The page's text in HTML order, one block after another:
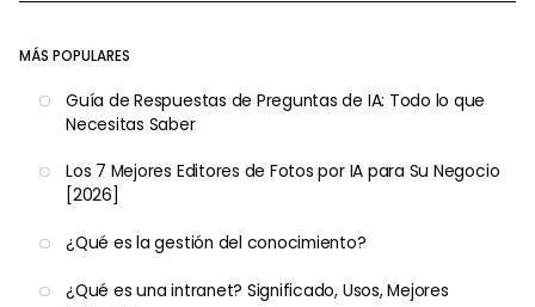
MÁS POPULARES
Guía de Respuestas de Preguntas de IA: Todo lo que
Necesitas Saber
Los 7 Mejores Editores de Fotos por IA para Su Negocio
[2026]
¿Qué es la gestión del conocimiento?
¿Qué es una intranet? Significado, Usos, Mejores